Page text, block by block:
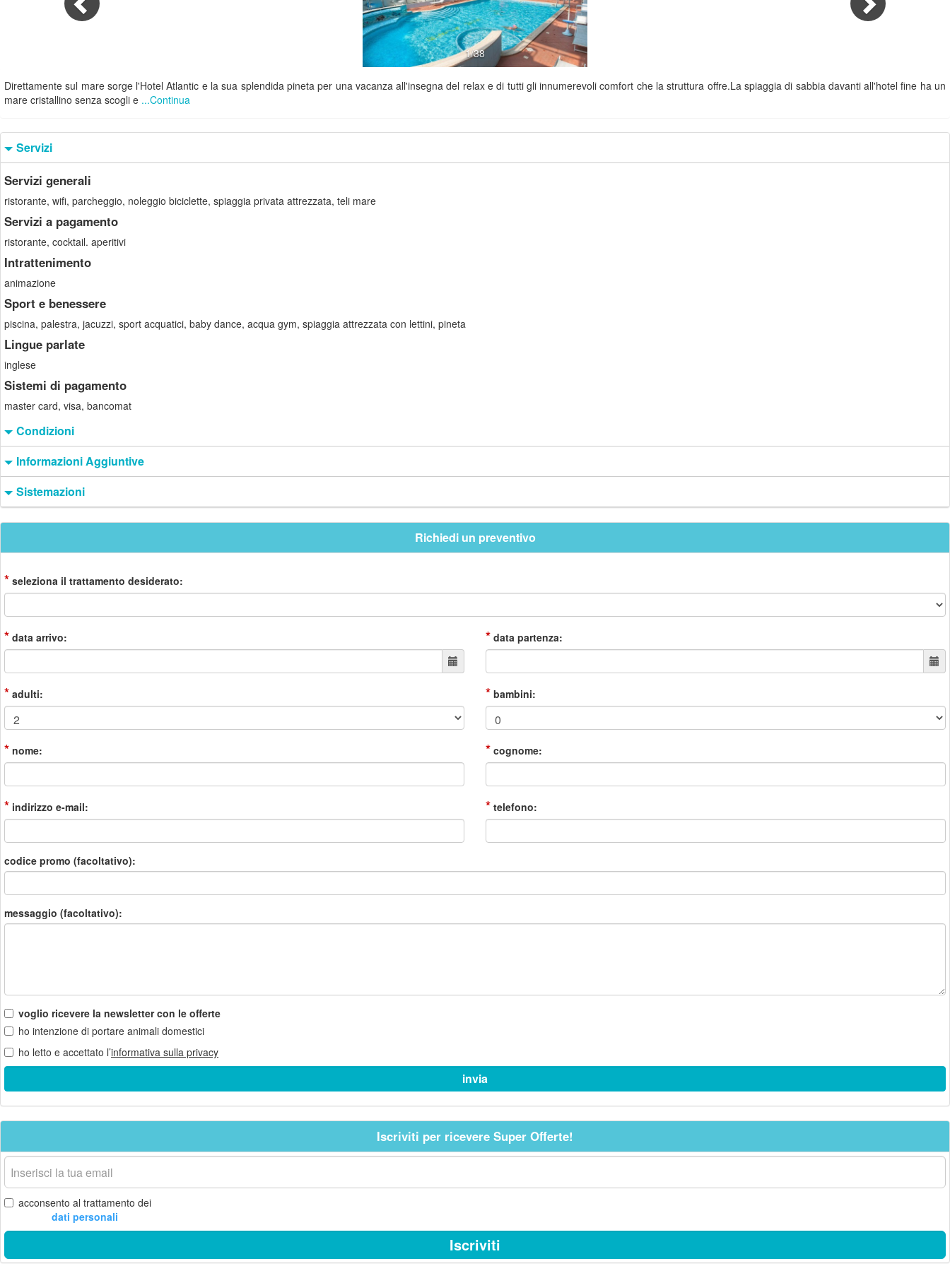
1/38
Direttamente sul mare sorge l'Hotel Atlantic e la sua splendida pineta per una vacanza all'insegna del relax e di tutti gli innumerevoli comfort che la struttura offre.La spiaggia di sabbia davanti all'hotel fine ha un
mare cristallino senza scogli e ...Continua
Servizi
Servizi generali
ristorante, wifi, parcheggio, noleggio biciclette, spiaggia privata attrezzata, teli mare
Servizi a pagamento
ristorante, cocktail. aperitivi
Intrattenimento
animazione
Sport e benessere
piscina, palestra, jacuzzi, sport acquatici, baby dance, acqua gym, spiaggia attrezzata con lettini, pineta
Lingue parlate
inglese
Sistemi di pagamento
master card, visa, bancomat
Condizioni
Informazioni Aggiuntive
Sistemazioni
Richiedi un preventivo
* seleziona il trattamento desiderato:
* data arrivo: * data partenza:
* adulti: * bambini:
* nome: * cognome:
* indirizzo e-mail: * telefono:
codice promo (facoltativo):
messaggio (facoltativo):
voglio ricevere la newsletter con le offerte
ho intenzione di portare animali domestici
ho letto e accettato l’informativa sulla privacy
Iscriviti per ricevere Super Offerte!
La
tua
email
acconsento al trattamento dei
dati personali
Iscriviti